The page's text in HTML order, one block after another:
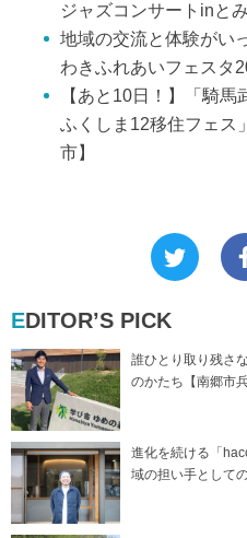
ジャズコンサートinと
地域の交流と体験がい
わきふれあいフェスタ
【あと10日！】「騎
ふくしま12移住フェス
市】
EDITOR’S PICK
誰ひとり取り残さ
のかたち【南郷市兵
進化を続ける「
域の担い手として